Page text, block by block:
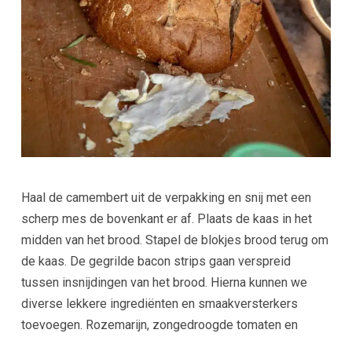
Haal de camembert uit de verpakking en snij met een
scherp mes de bovenkant er af. Plaats de kaas in het
midden van het brood. Stapel de blokjes brood terug om
de kaas. De gegrilde bacon strips gaan verspreid
tussen insnijdingen van het brood. Hierna kunnen we
diverse lekkere ingrediënten en smaakversterkers
toevoegen. Rozemarijn, zongedroogde tomaten en